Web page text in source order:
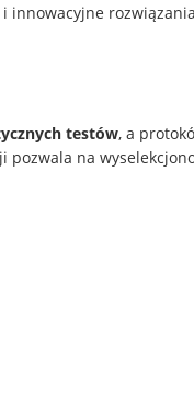
testów, a
pozwala na